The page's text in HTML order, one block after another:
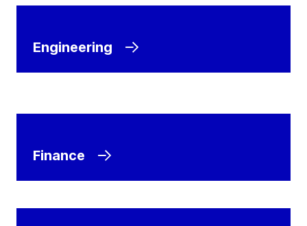
Engineering
Finance